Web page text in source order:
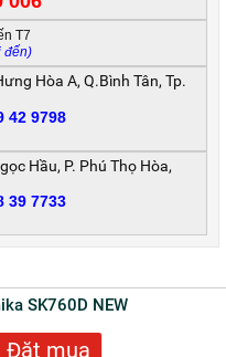
T7
đến)
Hòa A, Q.Bình Tân, Tp.
42 9798
Hầu, P. Phú Thọ Hòa,
39 7733
SK760D NEW
Đặt mua